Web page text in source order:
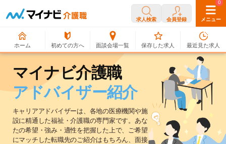
求人検索 会員登録 メニュー
ホーム 初めての方へ 面談会場一覧
0
保存した求人
0
最近見た求人
マイナビ介護職
アドバイザー紹介
キャリアアドバイザーは、各地の医療機関や施
設に精通した福祉・介護職の専門家です。 あな
たの希望・強み・適性を把握した上で、ご希望
にマッチした転職先のご紹介はもちろん、 面接